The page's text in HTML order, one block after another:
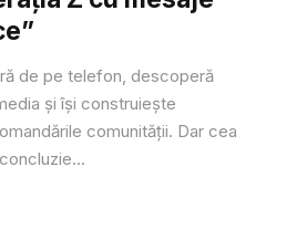
de pe telefon, descoperă
și își construiește
comunității. Dar cea